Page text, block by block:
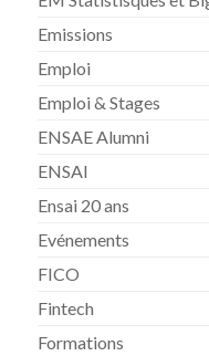
Emissions
Emploi
Emploi & Stages
ENSAE Alumni
ENSAI
Ensai 20 ans
Evénements
FICO
Fintech
Formations